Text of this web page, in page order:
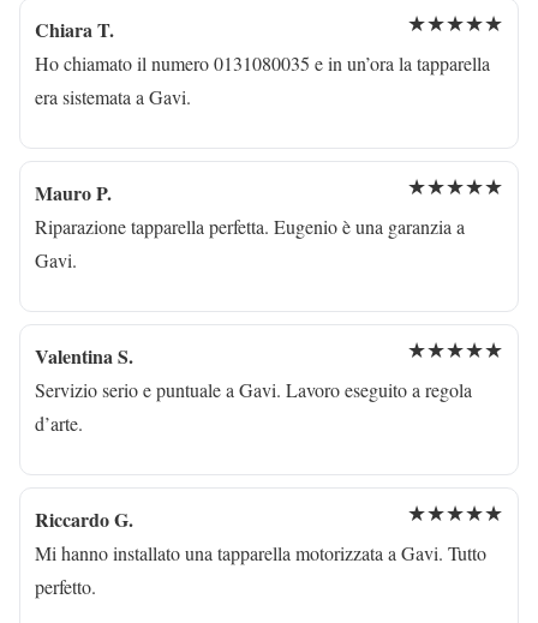
Chiara T. ★★★★★
Ho chiamato il numero 0131080035 e in un’ora la tapparella
era sistemata a Gavi.
Mauro P. ★★★★★
Riparazione tapparella perfetta. Eugenio è una garanzia a
Gavi.
Valentina S. ★★★★★
Servizio serio e puntuale a Gavi. Lavoro eseguito a regola
d’arte.
Riccardo G. ★★★★★
Mi hanno installato una tapparella motorizzata a Gavi. Tutto
perfetto.